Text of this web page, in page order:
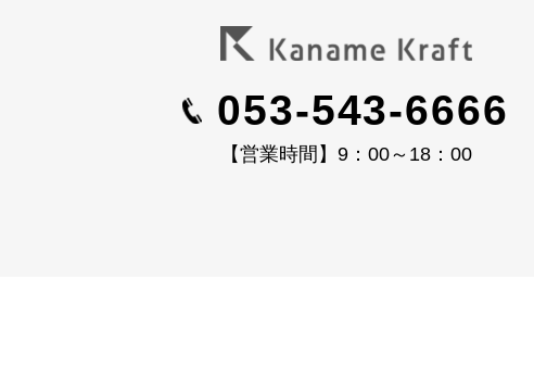
053-543-6666
【営業時間】9：00～18：00